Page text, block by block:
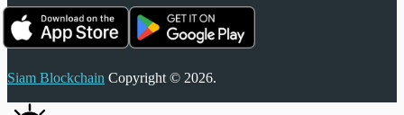
Siam Blockchain Copyright © 2026.